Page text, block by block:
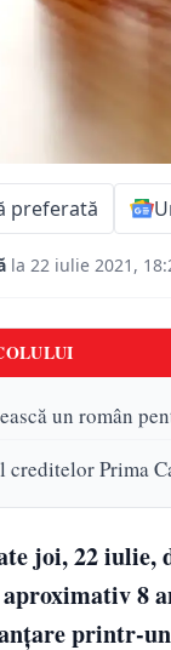
preferată
la 22 iulie 2021,
un român
Prima
joi, 22 iulie,
8
printr-